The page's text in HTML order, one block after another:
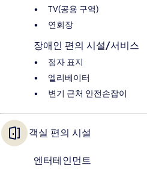
TV(공용 구역)
연회장
장애인 편의 시설/서비스
점자 표지
엘리베이터
변기 근처 안전손잡이
객실 편의 시설
엔터테인먼트